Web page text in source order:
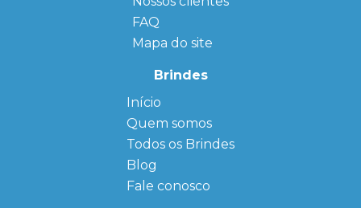
FAQ
Mapa do site
Brindes
Início
Quem somos
← Back
FAQ
Sitemap
Todos os Brindes
← Back
Agendas
Personalizadas
Personalizado
Blog
Fale conosco